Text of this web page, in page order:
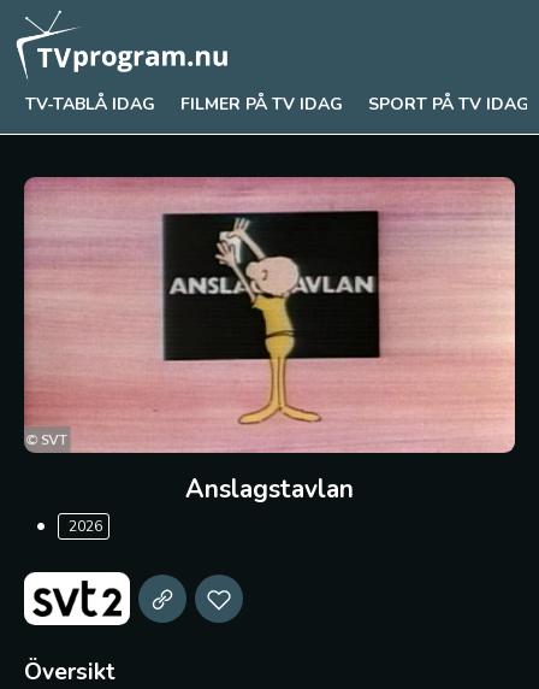
TV-TABLÅ IDAG FILMER PÅ TV IDAG SPORT PÅ TV IDAG
Anslagstavlan
2026
Översikt